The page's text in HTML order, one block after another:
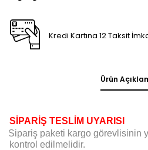
Kredi Kartına 12 Taksit
Ürün
SİPARİŞ TESLİM UYARISI
Sipariş paketi kargo görevlisinin
kontrol edilmelidir.